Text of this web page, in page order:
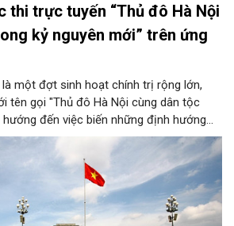
thi trực tuyến “Thủ đô Hà Nội
kỷ nguyên mới” trên ứng
một đợt sinh hoạt chính trị rộng lớn,
tên gọi "Thủ đô Hà Nội cùng dân tộc
đến việc biến những định hướng
số 02-NQ/TW của Bộ Chính trị
thức chung của mỗi người dân.